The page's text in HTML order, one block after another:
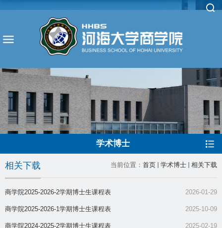
学术博士
当前位置： 首页 学术博士 相关下载
相关下载
商学院2025-2026-2学期博士生课程表 2026-01-29
商学院2025-2026-1学期博士生课程表 2025-10-09
商学院2024-2025-2学期博士生课程表 2025-02-19